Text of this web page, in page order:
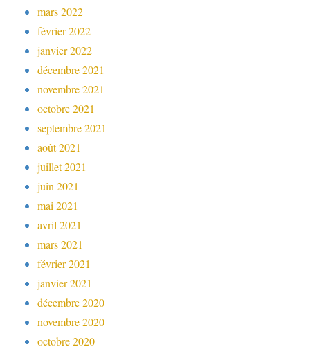
mars 2022
février 2022
janvier 2022
décembre 2021
novembre 2021
octobre 2021
septembre 2021
août 2021
juillet 2021
juin 2021
mai 2021
avril 2021
mars 2021
février 2021
janvier 2021
décembre 2020
novembre 2020
octobre 2020